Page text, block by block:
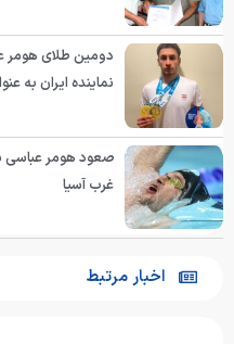
دومین طلای هومر
نماینده ایران به
غرب آسیا
اخبار مرتبط